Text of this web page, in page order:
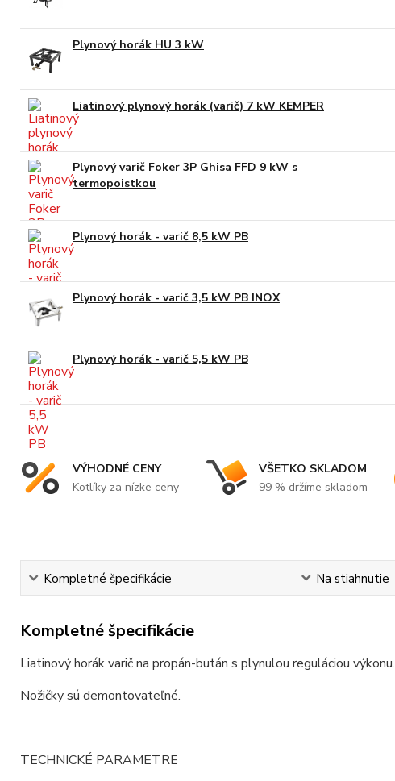
Plynový horák HU 3 kW
Liatinový plynový horák (varič) 7 kW KEMPER
Plynový varič Foker 3P Ghisa FFD 9 kW s
termopoistkou
Plynový horák - varič 8,5 kW PB
Plynový horák - varič 3,5 kW PB INOX
Plynový horák - varič 5,5 kW PB
VÝHODNÉ CENY
Kotlíky za nízke ceny
VŠETKO SKLADOM
99 % držíme skladom
Kompletné špecifikácie Na stiahnutie
Kompletné špecifikácie
Liatinový horák varič na propán-bután s plynulou reguláciou výkonu.
Nožičky sú demontovateľné.
TECHNICKÉ PARAMETRE